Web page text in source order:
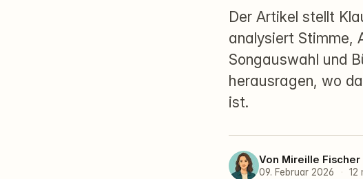
Der Artikel stellt
analysiert Stimme,
Songauswahl und
herausragen, wo
ist.
Von Mireille Fischer
09. Februar 2026 · 12